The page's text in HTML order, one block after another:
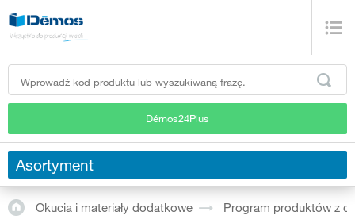
Démos24Plus
Asortyment
Okucia i materiały dodatkowe Program produktów z